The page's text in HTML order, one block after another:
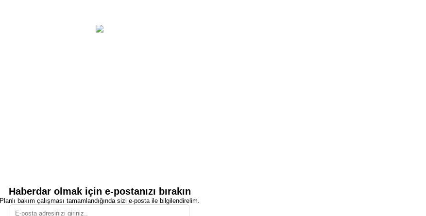
Haberdar olmak için e-postanızı bırakın
Planlı bakım çalışması tamamlandığında sizi e-posta ile bilgilendirelim.